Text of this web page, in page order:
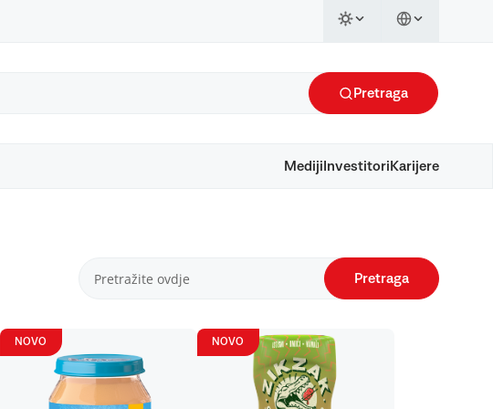
Pretraga
Mediji Investitori Karijere
Pretraga
NOVO NOVO